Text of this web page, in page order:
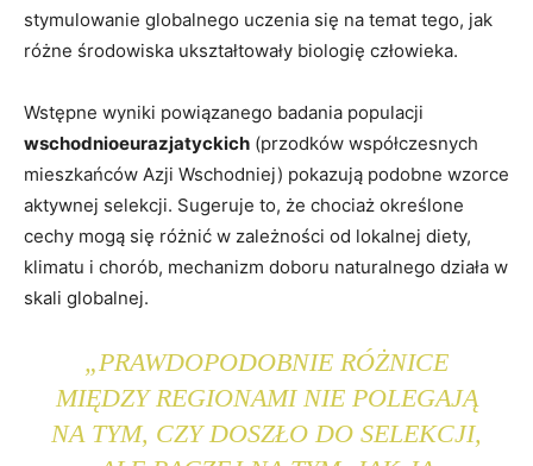
stymulowanie globalnego uczenia się na temat tego, jak
różne środowiska ukształtowały biologię człowieka.
Wstępne wyniki powiązanego badania populacji
wschodnioeurazjatyckich (przodków współczesnych
mieszkańców Azji Wschodniej) pokazują podobne wzorce
aktywnej selekcji. Sugeruje to, że chociaż określone
cechy mogą się różnić w zależności od lokalnej diety,
klimatu i chorób, mechanizm doboru naturalnego działa w
skali globalnej.
„PRAWDOPODOBNIE RÓŻNICE
MIĘDZY REGIONAMI NIE POLEGAJĄ
NA TYM, CZY DOSZŁO DO SELEKCJI,